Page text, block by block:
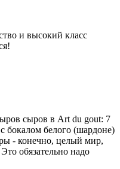
и высокий класс
сыров в Art du gout: 7
бокалом белого (шардоне)
- конечно, целый мир,
обязательно надо